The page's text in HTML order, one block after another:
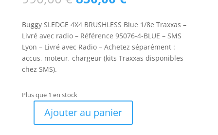
prix
initial
était :
990,00 €.
prix
actuel
est :
850,00 €.
Buggy SLEDGE 4X4 BRUSHLESS Blue 1/8e Traxxas –
Livré avec radio – Référence 95076-4-BLUE – SMS
Lyon – Livré avec Radio – Achetez séparément :
accus, moteur, chargeur (kits Traxxas disponibles
chez SMS).
Plus que 1 en stock
quantitéAjouter au panier